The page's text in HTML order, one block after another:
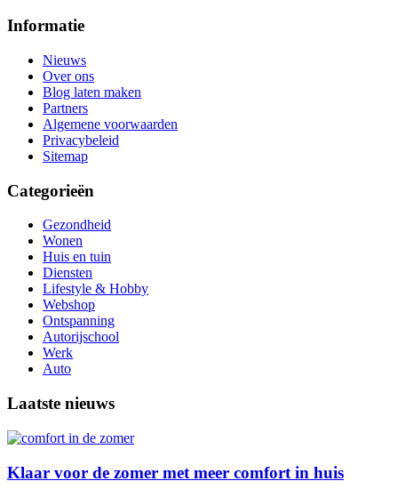
Informatie
Nieuws
Over ons
Blog laten maken
Partners
Algemene voorwaarden
Privacybeleid
Sitemap
Categorieën
Gezondheid
Wonen
Huis en tuin
Diensten
Lifestyle & Hobby
Webshop
Ontspanning
Autorijschool
Werk
Auto
Laatste nieuws
Klaar voor de zomer met meer comfort in huis